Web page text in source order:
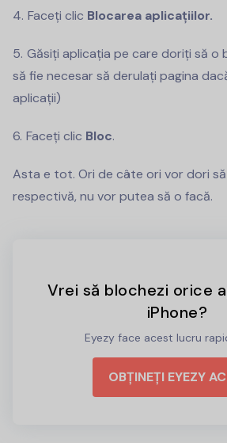
Faceți clic Blocarea aplicațiilor.
Găsiți aplicația pe care doriți să o
să fie necesar să derulați pagina
aplicații)
Faceți clic Bloc.
Asta e tot. Ori de câte ori vor dori
respectivă, nu vor putea să o facă.
Vrei să blochezi orice
iPhone?
Eyezy face acest lucru
OBȚINEȚI EYEZY